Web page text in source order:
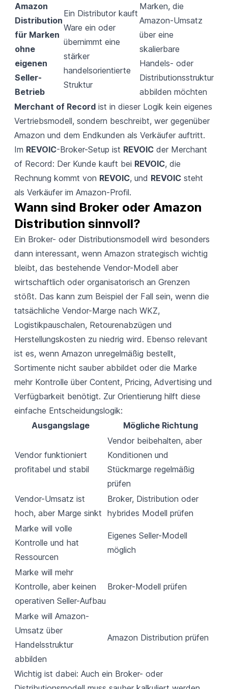
Amazon
Distribution
für Marken
ohne
eigenen
Seller-
Betrieb
Ein Distributor kauft
Ware ein oder
übernimmt eine
stärker
handelsorientierte
Struktur
Marken, die
Amazon-Umsatz
über eine
skalierbare
Handels- oder
Distributionsstruktur
abbilden möchten
Merchant of Recordist in dieser Logik kein eigenes
Vertriebsmodell, sondern beschreibt, wer gegenüber
Amazon und dem Endkunden als Verkäufer auftritt.
Im REVOIC-Broker-Setup ist REVOICder Merchant
of Record: Der Kunde kauft bei REVOIC, die
Rechnung kommt von REVOIC, und REVOICsteht
als Verkäufer im Amazon-Profil.
Wann sind Broker oder Amazon
Distribution sinnvoll?
Ein Broker- oder Distributionsmodell wird besonders
dann interessant, wenn Amazon strategisch wichtig
bleibt, das bestehende Vendor-Modell aber
wirtschaftlich oder organisatorisch an Grenzen
stößt. Das kann zum Beispiel der Fall sein, wenn die
tatsächliche Vendor-Marge nach WKZ,
Logistikpauschalen, Retourenabzügen und
Herstellungskosten zu niedrig wird. Ebenso relevant
ist es, wenn Amazon unregelmäßig bestellt,
Sortimente nicht sauber abbildet oder die Marke
mehr Kontrolle über Content, Pricing, Advertising und
Verfügbarkeit benötigt. Zur Orientierung hilft diese
einfache Entscheidungslogik:
Ausgangslage
Mögliche Richtung
Vendor funktioniert
profitabel und stabil
Vendor beibehalten, aber
Konditionen und
Stückmarge regelmäßig
prüfen
Vendor-Umsatz ist
hoch, aber Marge sinkt
Broker, Distribution oder
hybrides Modell prüfen
Marke will volle
Kontrolle und hat
Ressourcen
Eigenes Seller-Modell
möglich
Marke will mehr
Kontrolle, aber keinen
operativen Seller-Aufbau
Broker-Modell prüfen
Marke will Amazon-
Umsatz über
Handelsstruktur
abbilden
Amazon Distribution prüfen
Wichtig ist dabei: Auch ein Broker- oder